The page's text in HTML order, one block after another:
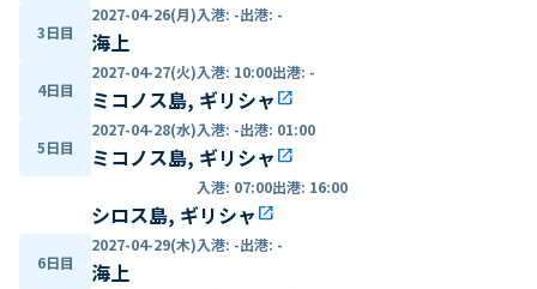
3日目
2027-04-26(月)入港: -出港: -
海上
4日目
2027-04-27(火)入港: 10:00出港: -
ミコノス島, ギリシャ open_in_new
5日目
2027-04-28(水)入港: -出港: 01:00
ミコノス島, ギリシャ open_in_new
入港: 07:00出港: 16:00
シロス島, ギリシャ open_in_new
6日目
2027-04-29(木)入港: -出港: -
海上